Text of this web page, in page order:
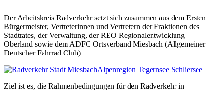
Der Arbeitskreis Radverkehr setzt sich zusammen aus dem Ersten
Bürgermeister, Vertreterinnen und Vertretern der Fraktionen des
Stadtrates, der Verwaltung, der REO Regionalentwicklung
Oberland sowie dem ADFC Ortsverband Miesbach (Allgemeiner
Deutscher Fahrrad Club).
Alpenregion Tegernsee Schliersee
Ziel ist es, die Rahmenbedingungen für den Radverkehr in